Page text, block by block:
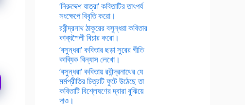
‘নিরুদ্দেশ যাত্রা’ কবিতাটির তাৎপর্য
সংক্ষেপে বিবৃতি করো।
রবীন্দ্রনাথ ঠাকুরের বসুন্ধরা কবিতার
কাব্যশৈলী বিচার করো।
‘বসুন্ধরা’ কবিতার ছড়া সুরের গীতি
কাব্যিক বিন্যাস লেখো।
‘বসুন্ধরা’ কবিতায় রবীন্দ্রনাথের যে
মর্মপ্রীতির চিত্রটি ফুটে উঠেছে তা
কবিতাটি বিশ্লেষণের দ্বারা বুঝিয়ে
দাও।